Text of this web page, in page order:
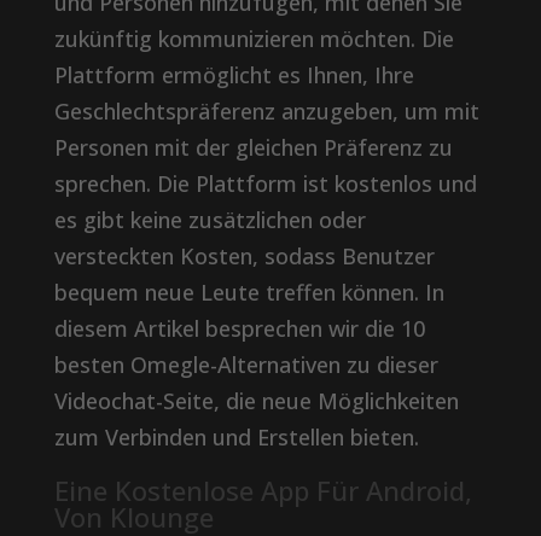
zukünftig kommunizieren möchten. Die
Plattform ermöglicht es Ihnen, Ihre
Geschlechtspräferenz anzugeben, um mit
Personen mit der gleichen Präferenz zu
sprechen. Die Plattform ist kostenlos und
es gibt keine zusätzlichen oder
versteckten Kosten, sodass Benutzer
bequem neue Leute treffen können. In
diesem Artikel besprechen wir die 10
besten Omegle-Alternativen zu dieser
Videochat-Seite, die neue Möglichkeiten
zum Verbinden und Erstellen bieten.
Eine Kostenlose App Für Android,
Von Klounge